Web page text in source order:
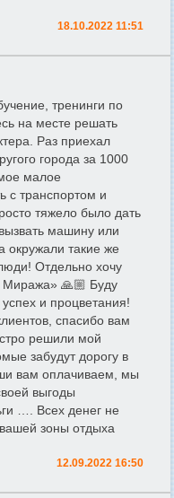
18.10.2022 11:51
тренинги по
на месте решать
Раз приехал
города за 1000
малое
с транспортом и
тяжело было дать
машину или
окружали такие же
Отдельно хочу
Миража» 🙏🏼 Буду
и процветания!
спасибо вам
решили мой
забудут дорогу в
вам оплачиваем, мы
выгоды
…. Всех денег не
зоны отдыха
12.09.2022 16:50